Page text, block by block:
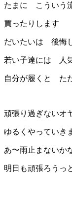
たまに こういう
買ったりします
だいたいは 後悔
若い子達には 人
自分が履くと た
頑張り過ぎないオ
ゆるくやっていき
あ〜雨止まないか
明日も頑張ろうっ